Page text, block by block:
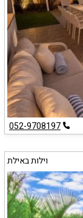
052-9708197
וילות באילת